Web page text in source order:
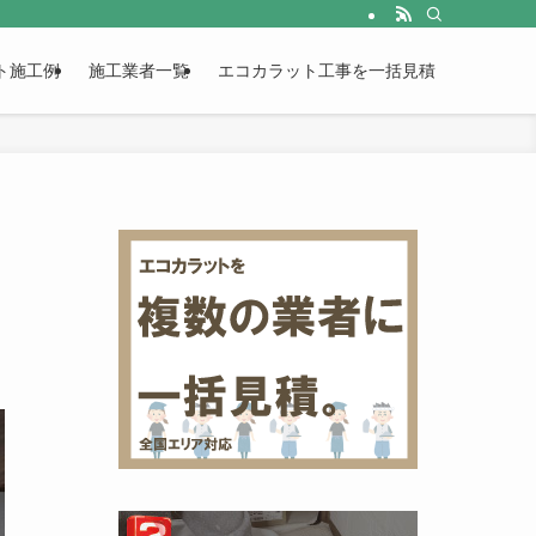
施工例 施工業者一覧 エコカラット工事を一括見積